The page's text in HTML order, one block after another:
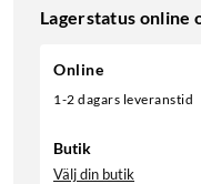
Lagerstatus online
Online
1-2 dagars leveranstid
Butik
Välj din butik